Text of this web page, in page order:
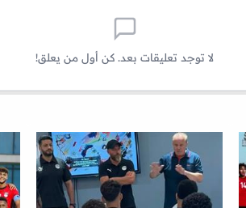
لا توجد تعليقات بعد. كن أول من يعلق!